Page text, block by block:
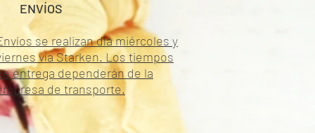
ENVÍOS
se realizan día miércoles y
vía Starken. Los tiempos
entrega dependerán de la
de transporte.